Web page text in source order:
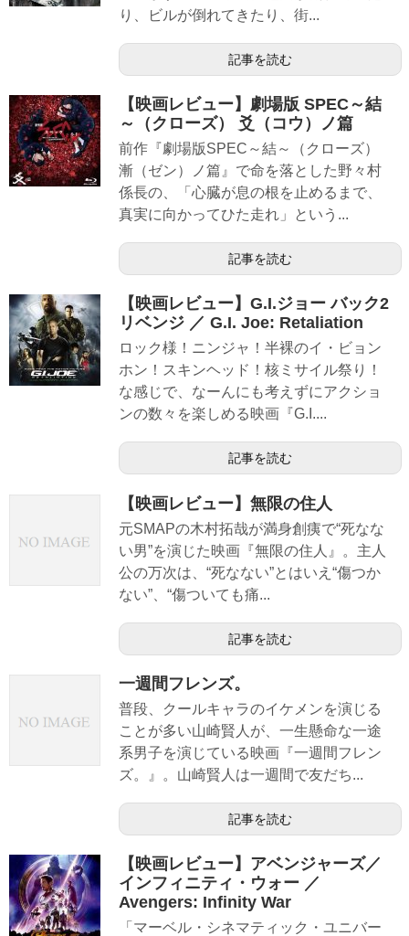
り、ビルが倒れてきたり、街...
記事を読む
【映画レビュー】劇場版 SPEC～結
～（クローズ） 爻（コウ）ノ篇
前作『劇場版SPEC～結～（クローズ）
漸（ゼン）ノ篇』で命を落とした野々村
係長の、「心臓が息の根を止めるまで、
真実に向かってひた走れ」という...
記事を読む
【映画レビュー】G.I.ジョー バック2
リベンジ ／ G.I. Joe: Retaliation
ロック様！ニンジャ！半裸のイ・ビョン
ホン！スキンヘッド！核ミサイル祭り！
な感じで、なーんにも考えずにアクショ
ンの数々を楽しめる映画『G.I....
記事を読む
【映画レビュー】無限の住人
元SMAPの木村拓哉が満身創痍で“死なな
い男”を演じた映画『無限の住人』。主人
公の万次は、“死なない”とはいえ“傷つか
ない”、“傷ついても痛...
記事を読む
一週間フレンズ。
普段、クールキャラのイケメンを演じる
ことが多い山崎賢人が、一生懸命な一途
系男子を演じている映画『一週間フレン
ズ。』。山崎賢人は一週間で友だち...
記事を読む
【映画レビュー】アベンジャーズ／
インフィニティ・ウォー ／
Avengers: Infinity War
「マーベル・シネマティック・ユニバー